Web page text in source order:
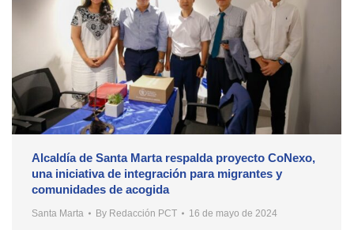
Alcaldía de Santa Marta respalda proyecto CoNexo,
una iniciativa de integración para migrantes y
comunidades de acogida
Santa Marta By Redacción PCT 16 de mayo de 2024